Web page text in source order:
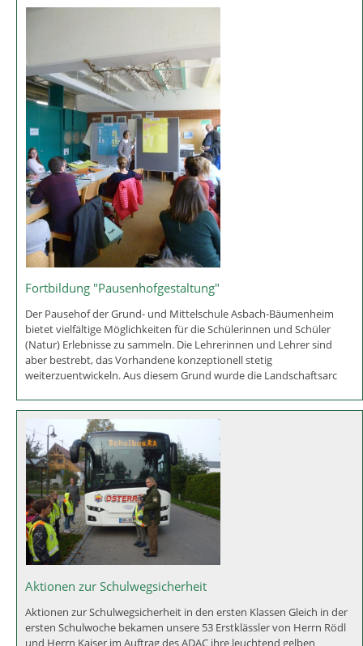
Fortbildung: Schwierige Kinder und Klassen -
ergotherapeutische Maßnahmen
Ergotherapeutin V. Schrezenmeir informierte die Bäumenheimer
Lehrer, wie man schwierige Situationen in der Schule und in der
Klasse ergotherapeutische Maßnahmen einsetzen kann. Daneben
gab Frau Schrezenmeir auch einen Überblick über Lernverfahren
nach Maria Montessori.
Fortbildung "Pausenhofgestaltung"
Der Pausehof der Grund- und Mittelschule Asbach-Bäumenheim
bietet vielfältige Möglichkeiten für die Schülerinnen und Schüler
(Natur) Erlebnisse zu sammeln. Die Lehrerinnen und Lehrer sind
aber bestrebt, das Vorhandene konzeptionell stetig